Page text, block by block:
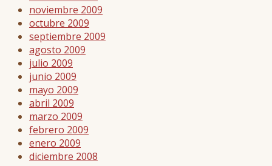
noviembre 2009
octubre 2009
septiembre 2009
agosto 2009
julio 2009
junio 2009
mayo 2009
abril 2009
marzo 2009
febrero 2009
enero 2009
diciembre 2008